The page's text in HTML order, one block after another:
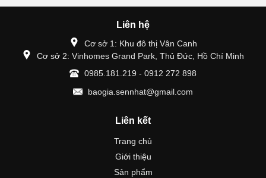
Liên hệ
Cơ sở 1: Khu đô thị Vân Canh
Cơ sở 2: Vinhomes Grand Park, Thủ Đức, Hồ Chí Minh
0985.181.219 - 0912 272 898
baogia.sennhat@gmail.com
Liên kết
Trang chủ
Giới thiệu
Sản phẩm